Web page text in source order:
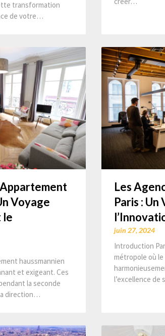
transformation
de votre…
Voyage
le
haussmannien
et exigeant. Ces
la seconde
direction…
Les
Paris :
juin 27, 2024
Introduction
métropole où
l’excellence de